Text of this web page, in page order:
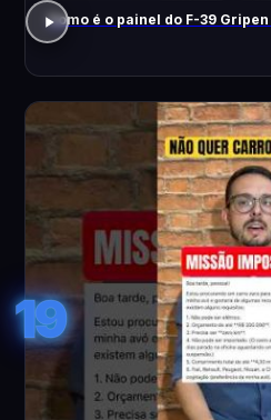
Como é o painel do F-39
19